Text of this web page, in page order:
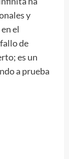
y
el
de
es un
a prueba